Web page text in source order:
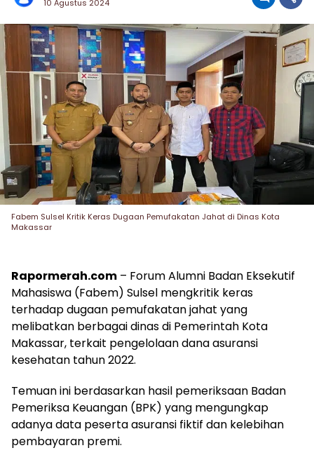
10 Agustus 2024
Fabem Sulsel Kritik Keras Dugaan Pemufakatan Jahat di Dinas Kota
Makassar
Rapormerah.com – Forum Alumni Badan Eksekutif
Mahasiswa (Fabem) Sulsel mengkritik keras
terhadap dugaan pemufakatan jahat yang
melibatkan berbagai dinas di Pemerintah Kota
Makassar, terkait pengelolaan dana asuransi
kesehatan tahun 2022.
Temuan ini berdasarkan hasil pemeriksaan Badan
Pemeriksa Keuangan (BPK) yang mengungkap
adanya data peserta asuransi fiktif dan kelebihan
pembayaran premi.